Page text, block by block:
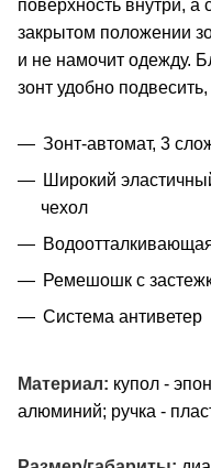
поверхность внутри, а
закрытом положении
и не намочит одежду.
зонт удобно
Зонт-автомат, 3
Широкий
чехол
Ремешошк с
Система антиветер
Материал: купол -
алюминий; ручка -